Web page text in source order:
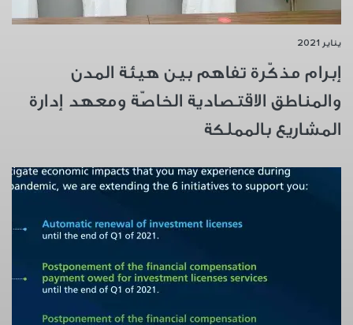
يناير 2021
إبرام مذكّرة تفاهم بين هيئة المدن
والمناطق الاقتصادية الخاصّة ومعهد إدارة
المشاريع بالمملكة